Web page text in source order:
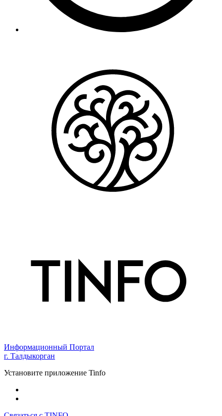
Информационный Портал
г. Талдыкорган
Установите приложение Tinfo